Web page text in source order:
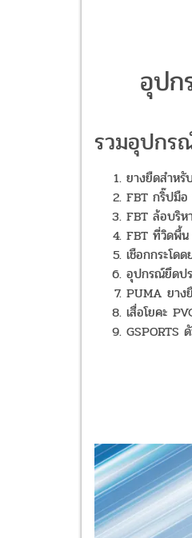
อุปก
รวมอุปกร
ยางยืดสำหรั
FBT กริ๊ปมื
FBT ล้อบริห
FBT ที่วิดพื้
เชือกกระโด
อุปกรณ์ยึดปร
PUMA ยาง
เสื่อโยคะ
GSPORTS